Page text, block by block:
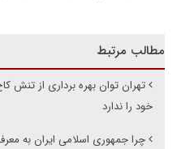
مطالب مرتبط
تهران توان بهره برداری از تنش
خود را ندارد
چرا جمهوری اسلامی ایران به